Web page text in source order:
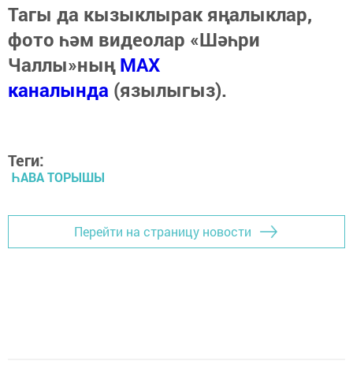
Тагы да кызыклырак яңалыклар,
фото һәм видеолар «Шәһри
Чаллы»ныңMAX
каналында (язылыгыз).
Теги:
ҺАВА ТОРЫШЫ
Перейти на страницу новости